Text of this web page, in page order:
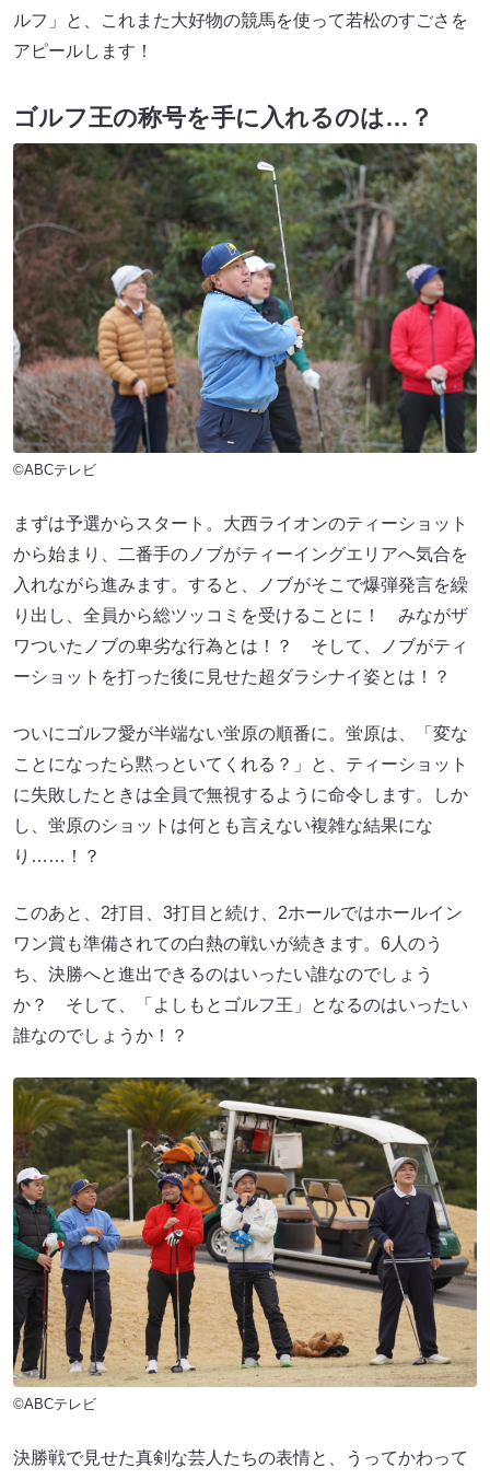
ルフ」と、これまた大好物の競馬を使って若松のすごさを
アピールします！
ゴルフ王の称号を手に入れるのは…？
©ABCテレビ
まずは予選からスタート。大西ライオンのティーショット
から始まり、二番手のノブがティーイングエリアへ気合を
入れながら進みます。すると、ノブがそこで爆弾発言を繰
り出し、全員から総ツッコミを受けることに！ みながザ
ワついたノブの卑劣な行為とは！？ そして、ノブがティ
ーショットを打った後に見せた超ダラシナイ姿とは！？
ついにゴルフ愛が半端ない蛍原の順番に。蛍原は、「変な
ことになったら黙っといてくれる？」と、ティーショット
に失敗したときは全員で無視するように命令します。しか
し、蛍原のショットは何とも言えない複雑な結果にな
り……！？
このあと、2打目、3打目と続け、2ホールではホールイン
ワン賞も準備されての白熱の戦いが続きます。6人のう
ち、決勝へと進出できるのはいったい誰なのでしょう
か？ そして、「よしもとゴルフ王」となるのはいったい
誰なのでしょうか！？
©ABCテレビ
決勝戦で見せた真剣な芸人たちの表情と、うってかわって